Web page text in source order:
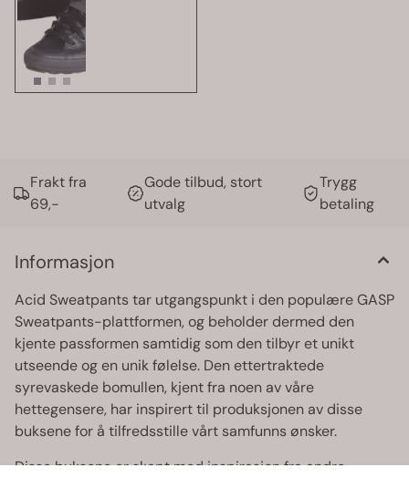
Frakt fra
69,-
Gode tilbud, stort
utvalg
Trygg
betaling
Informasjon
Acid Sweatpants tar utgangspunkt i den populære GASP
Sweatpants-plattformen, og beholder dermed den
kjente passformen samtidig som den tilbyr et unikt
utseende og en unik følelse. Den ettertraktede
syrevaskede bomullen, kjent fra noen av våre
hettegensere, har inspirert til produksjonen av disse
buksene for å tilfredsstille vårt samfunns ønsker.
Disse buksene er skapt med inspirasjon fra andre